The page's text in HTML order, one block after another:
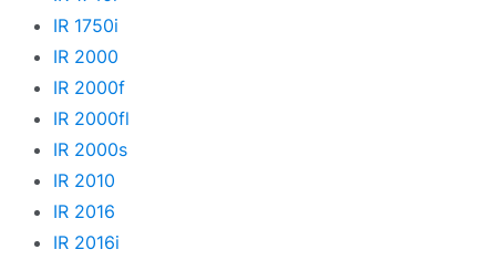
IR 1750i
IR 2000
IR 2000f
IR 2000fl
IR 2000s
IR 2010
IR 2016
IR 2016i